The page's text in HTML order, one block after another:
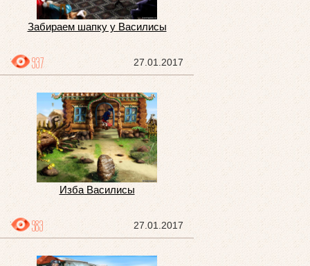
Забираем шапку у Василисы
27.01.2017
937
Изба Василисы
27.01.2017
983